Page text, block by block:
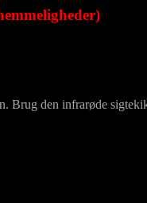
Brug den infrarøde